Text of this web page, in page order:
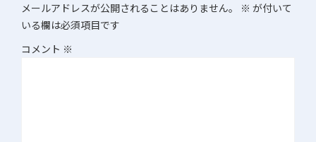
メールアドレスが公開されることはありません。 ※ が付いて
いる欄は必須項目です
コメント ※